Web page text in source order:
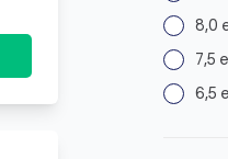
8,0
7,5
6,5